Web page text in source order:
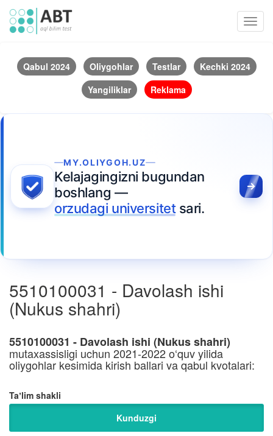
Qabul 2024 Oliygohlar Testlar
Kechki 2024
Yangiliklar
Reklama
MY.OLIYGOH.UZ
Kelajagingizni bugundan
boshlang —
orzudagi universitetsari.
5510100031 - Davolash ishi
(Nukus shahri)
5510100031 - Davolash ishi (Nukus shahri)
mutaxassisligi uchun 2021-2022 o‘quv yilida
oliygohlar kesimida kirish ballari va qabul kvotalari:
Taʼlim shakli
Kunduzgi